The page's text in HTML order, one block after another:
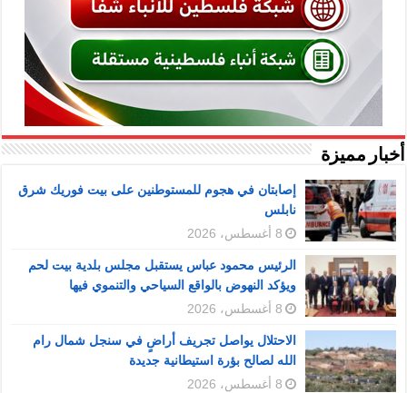
أخبار مميزة
إصابتان في هجوم للمستوطنين على بيت فوريك شرق
نابلس
8 أغسطس، 2026
الرئيس محمود عباس يستقبل مجلس بلدية بيت لحم
ويؤكد النهوض بالواقع السياحي والتنموي فيها
8 أغسطس، 2026
الاحتلال يواصل تجريف أراضٍ في سنجل شمال رام
الله لصالح بؤرة استيطانية جديدة
8 أغسطس، 2026